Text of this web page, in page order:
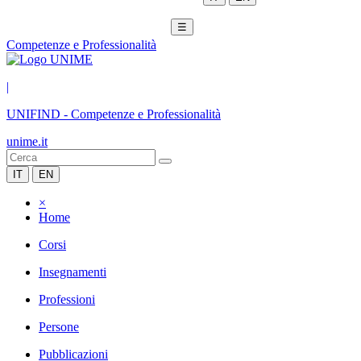
☰
Competenze e Professionalità
|
UNIFIND - Competenze e Professionalità
unime.it
IT EN
×
Home
Corsi
Insegnamenti
Professioni
Persone
Pubblicazioni